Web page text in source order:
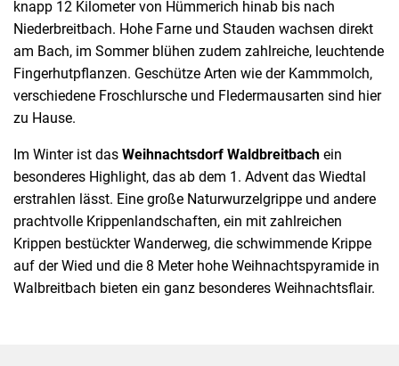
knapp 12 Kilometer von Hümmerich hinab bis nach
Niederbreitbach. Hohe Farne und Stauden wachsen direkt
am Bach, im Sommer blühen zudem zahlreiche, leuchtende
Fingerhutpflanzen. Geschütze Arten wie der Kammmolch,
verschiedene Froschlursche und Fledermausarten sind hier
zu Hause.
Im Winter ist das Weihnachtsdorf Waldbreitbach ein
besonderes Highlight, das ab dem 1. Advent das Wiedtal
erstrahlen lässt. Eine große Naturwurzelgrippe und andere
prachtvolle Krippenlandschaften, ein mit zahlreichen
Krippen bestückter Wanderweg, die schwimmende Krippe
auf der Wied und die 8 Meter hohe Weihnachtspyramide in
Walbreitbach bieten ein ganz besonderes Weihnachtsflair.